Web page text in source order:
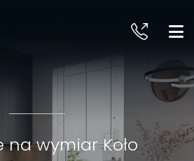
na wymiar Koło